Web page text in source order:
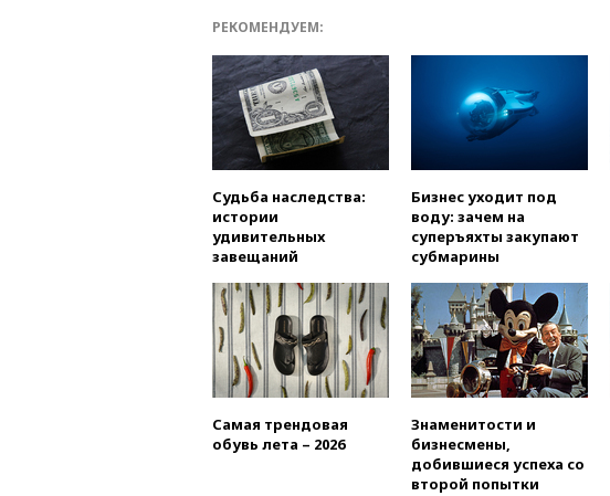
РЕКОМЕНДУЕМ:
Судьба наследства:
истории
удивительных
завещаний
Бизнес уходит под
воду: зачем на
суперъяхты закупают
субмарины
Самая трендовая
обувь лета – 2026
Знаменитости и
бизнесмены,
добившиеся успеха со
второй попытки